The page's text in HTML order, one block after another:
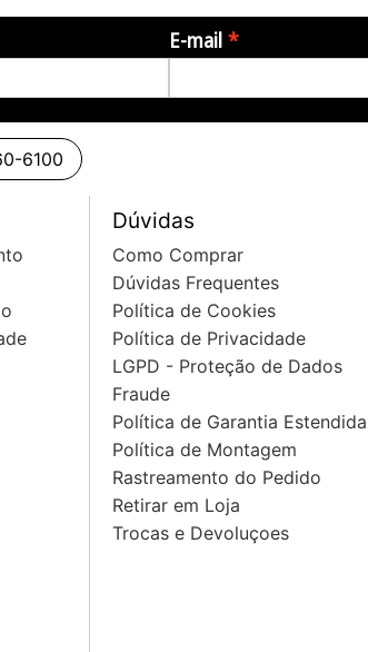
E-mail
6100
Dúvidas
Como Comprar
Dúvidas Frequentes
Política de Cookies
Política de Privacidade
LGPD - Proteção de Dados
Fraude
Política de Garantia Estendida
Política de Montagem
Rastreamento do Pedido
Retirar em Loja
Trocas e Devoluçoes